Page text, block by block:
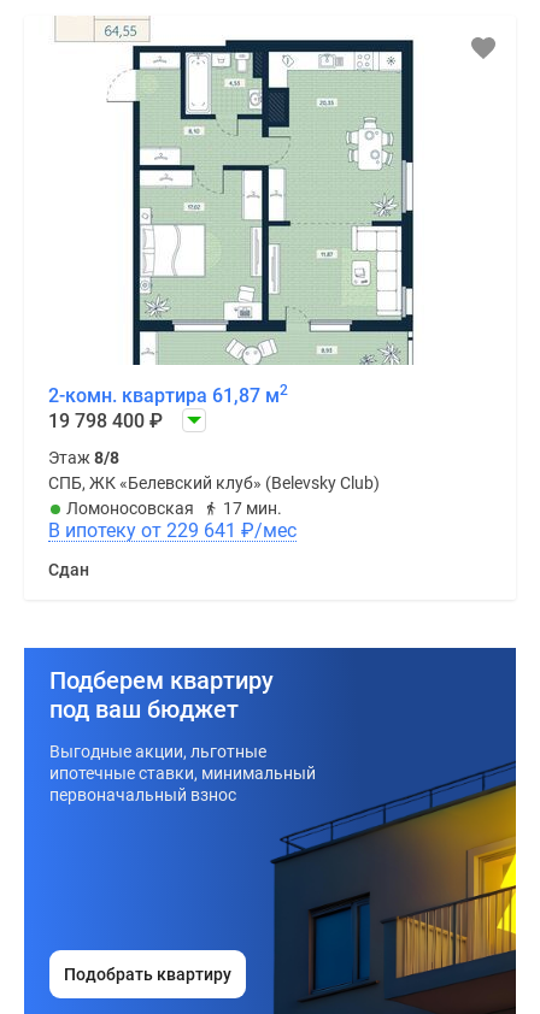
2-комн. квартира 61,87 м2
19 798 400 ₽
Этаж 8/8
СПБ, ЖК «Белевский клуб» (Belevsky Club)
Ломоносовская
17 мин.
В ипотеку от 229 641 ₽/мес
Сдан
Подберем квартиру
под ваш бюджет
Выгодные акции, льготные
ипотечные ставки, минимальный
первоначальный взнос
Подобрать квартиру